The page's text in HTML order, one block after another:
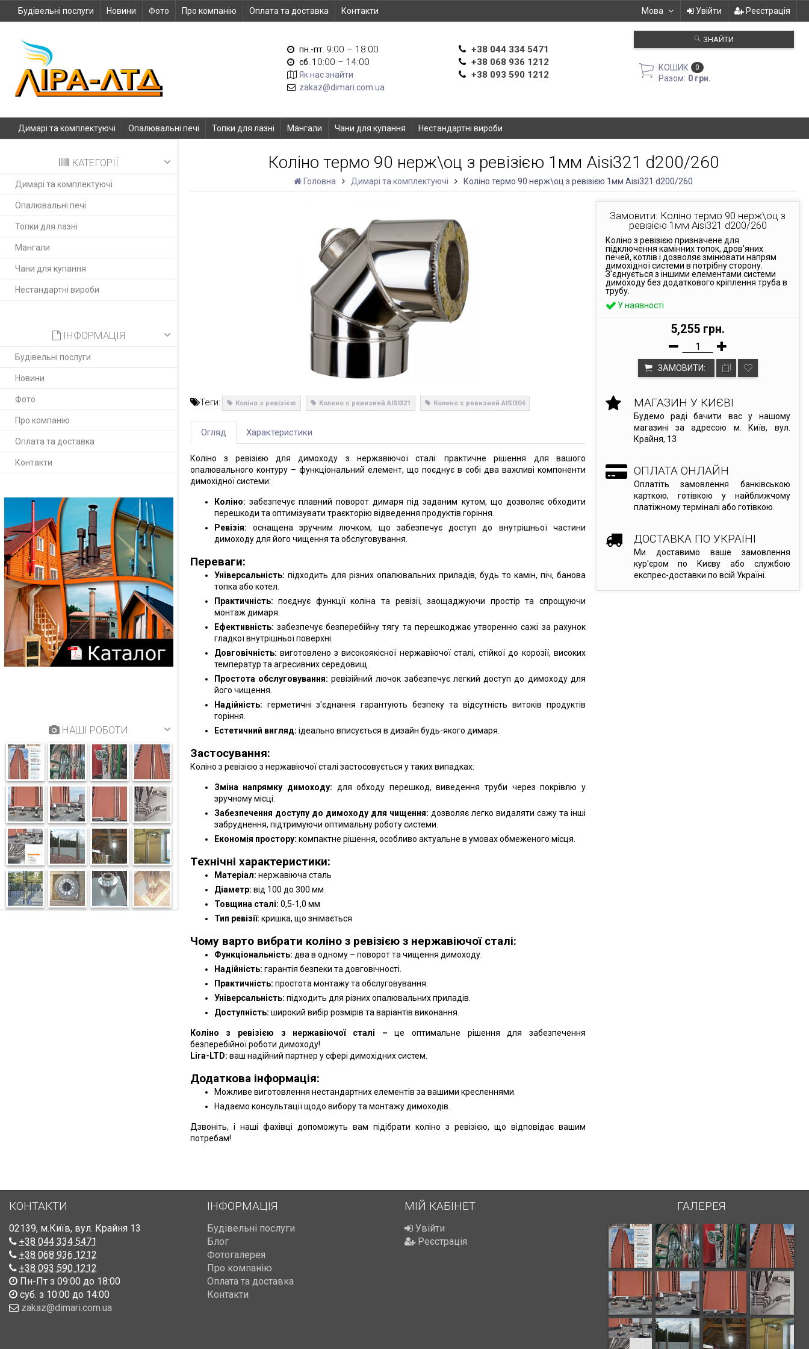
Будівельні послуги Новини Фото Про компанію Оплата та доставка Контакти Мова Увійти Реєстрація
пн.-пт. 9:00 – 18:00
сб. 10:00 – 14:00
Як нас знайти
zakaz@dimari.com.ua
+38 044 334 5471
+38 068 936 1212
+38 093 590 1212
ЗНАЙТИ
КОШИК 0
Разом: 0 грн.
Димарі та комплектуючі Опалювальні печі Топки для лазні Мангали Чани для купання Нестандартні вироби
КАТЕГОРІЇ
Димарі та комплектуючі
Опалювальні печі
Топки для лазні
Мангали
Чани для купання
Нестандартні вироби
ІНФОРМАЦІЯ
Будівельні послуги
Новини
Фото
Про компанію
Оплата та доставка
Контакти
НАШІ РОБОТИ
Коліно термо 90 нерж\оц з ревізією 1мм Aisi321 d200/260
Головна Димарі та комплектуючі Коліно термо 90 нерж\оц з ревізією 1мм Aisi321 d200/260
Замовити: Коліно термо 90 нерж\оц з
ревізією 1мм Aisi321 d200/260
Коліно з ревізією призначене для
підключення камінних топок, дров'яних
печей, котлів і дозволяє змінювати напрям
димохідної системи в потрібну сторону.
З'єднується з іншими елементами системи
димоходу без додаткового кріплення труба в
трубу.
У наявності
5,255 грн.
ЗАМОВИТИ:
МАГАЗИН У КИЄВІ
Будемо раді бачити вас у нашому
магазині за адресою м. Київ, вул.
Крайня, 13
ОПЛАТА ОНЛАЙН
Оплатіть замовлення банківською
карткою, готівкою у найближчому
платіжному терміналі або готівкою.
ДОСТАВКА ПО УКРАЇНІ
Ми доставимо ваше замовлення
кур'єром по Києву або службою
експрес-доставки по всій Україні.
Теги: Коліно з ревізією Колено с ревизией AISI321 Колено с ревизией AISI304
Огляд Характеристики
Коліно з ревізією для димоходу з нержавіючої сталі: практичне рішення для вашого
опалювального контуру – функціональний елемент, що поєднує в собі два важливі компоненти
димохідної системи:
Коліно: забезпечує плавний поворот димаря під заданим кутом, що дозволяє обходити
перешкоди та оптимізувати траєкторію відведення продуктів горіння.
Ревізія: оснащена зручним лючком, що забезпечує доступ до внутрішньої частини
димоходу для його чищення та обслуговування.
Переваги:
Універсальність: підходить для різних опалювальних приладів, будь то камін, піч, банова
топка або котел.
Практичність: поєднує функції коліна та ревізії, заощаджуючи простір та спрощуючи
монтаж димаря.
Ефективність: забезпечує безперебійну тягу та перешкоджає утворенню сажі за рахунок
гладкої внутрішньої поверхні.
Довговічність: виготовлено з високоякісної нержавіючої сталі, стійкої до корозії, високих
температур та агресивних середовищ.
Простота обслуговування: ревізійний лючок забезпечує легкий доступ до димоходу для
його чищення.
Надійність: герметичні з'єднання гарантують безпеку та відсутність витоків продуктів
горіння.
Естетичний вигляд: ідеально вписується в дизайн будь-якого димаря.
Застосування:
Коліно з ревізією з нержавіючої сталі застосовується у таких випадках:
Зміна напрямку димоходу: для обходу перешкод, виведення труби через покрівлю у
зручному місці.
Забезпечення доступу до димоходу для чищення: дозволяє легко видаляти сажу та інші
забруднення, підтримуючи оптимальну роботу системи.
Економія простору: компактне рішення, особливо актуальне в умовах обмеженого місця.
Технічні характеристики:
Матеріал: нержавіюча сталь
Діаметр: від 100 до 300 мм
Товщина сталі: 0,5-1,0 мм
Тип ревізії: кришка, що знімається
Чому варто вибрати коліно з ревізією з нержавіючої сталі:
Функціональність: два в одному – поворот та чищення димоходу.
Надійність: гарантія безпеки та довговічності.
Практичність: простота монтажу та обслуговування.
Універсальність: підходить для різних опалювальних приладів.
Доступність: широкий вибір розмірів та варіантів виконання.
Коліно з ревізією з нержавіючої сталі –це оптимальне рішення для забезпечення
безперебійної роботи димоходу!
Lira-LTD: ваш надійний партнер у сфері димохідних систем.
Додаткова інформація:
Можливе виготовлення нестандартних елементів за вашими кресленнями.
Надаємо консультації щодо вибору та монтажу димоходів.
Дзвоніть, і наші фахівці допоможуть вам підібрати коліно з ревізією, що відповідає вашим
потребам!
КОНТАКТИ
02139, м.Київ, вул. Крайня 13
+38 044 334 5471
+38 068 936 1212
+38 093 590 1212
Пн-Пт з 09:00 до 18:00
суб. з 10:00 до 14:00
zakaz@dimari.com.ua
ІНФОРМАЦІЯ
Будівельні послуги
Блог
Фотогалерея
Про компанію
Оплата та доставка
Контакти
МІЙ КАБІНЕТ
Увійти
Реєстрація
ГАЛЕРЕЯ